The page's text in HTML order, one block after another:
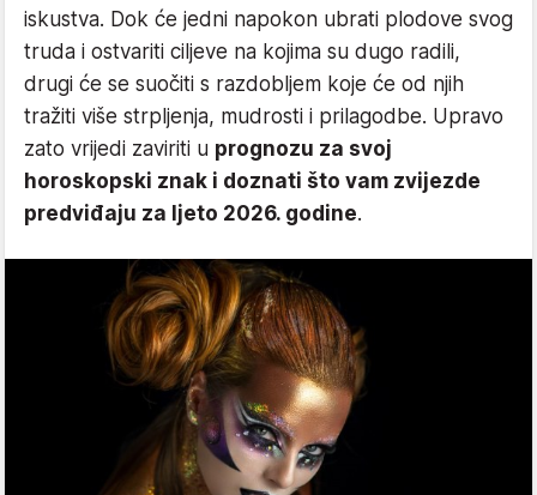
iskustva. Dok će jedni napokon ubrati plodove svog
truda i ostvariti ciljeve na kojima su dugo radili,
drugi će se suočiti s razdobljem koje će od njih
tražiti više strpljenja, mudrosti i prilagodbe. Upravo
zato vrijedi zaviriti u prognozu za svoj
horoskopski znak i doznati što vam zvijezde
predviđaju za ljeto 2026. godine.